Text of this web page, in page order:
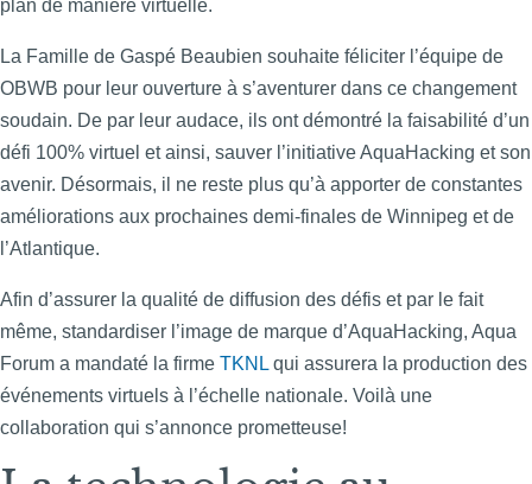
plan de manière virtuelle.
La Famille de Gaspé Beaubien souhaite féliciter l’équipe de
OBWB pour leur ouverture à s’aventurer dans ce changement
soudain. De par leur audace, ils ont démontré la faisabilité d’un
défi 100% virtuel et ainsi, sauver l’initiative AquaHacking et son
avenir. Désormais, il ne reste plus qu’à apporter de constantes
améliorations aux prochaines demi-finales de Winnipeg et de
l’Atlantique.
Afin d’assurer la qualité de diffusion des défis et par le fait
même, standardiser l’image de marque d’AquaHacking, Aqua
Forum a mandaté la firme TKNL qui assurera la production des
événements virtuels à l’échelle nationale. Voilà une
collaboration qui s’annonce prometteuse!